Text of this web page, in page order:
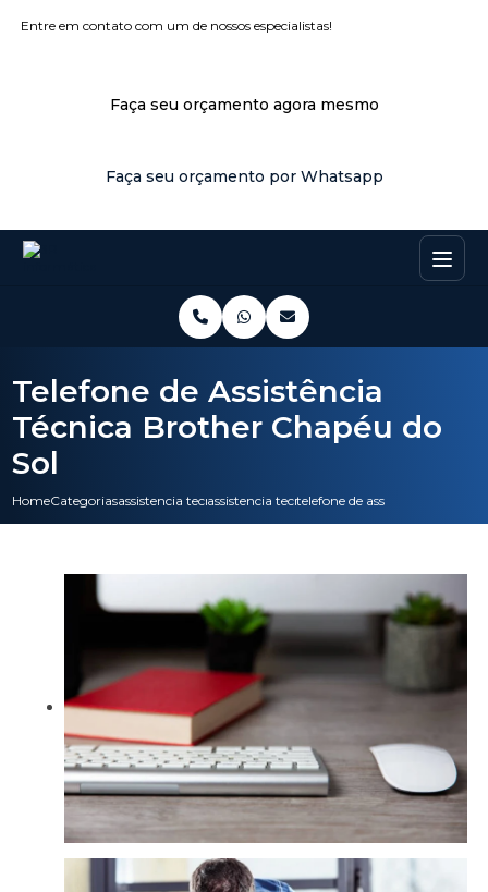
Entre em contato com um de nossos especialistas!
Faça seu orçamento agora mesmo
Faça seu orçamento por Whatsapp
HomeCategoriasassistencia tecnicaassistencia tecnica para impressora
telefone de assistencia
Telefone de Assistência
Técnica Brother Chapéu do
Sol